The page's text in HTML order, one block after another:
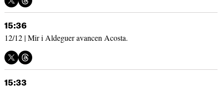
15:36
12/12 | Mir i Aldeguer avancen Acosta.
15:33